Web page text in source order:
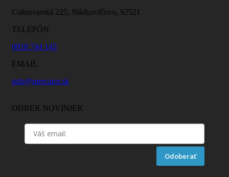
Cukrovarská 225, Sládkovičovo, 92521
TELEFÓN
0918 744 145
EMAIL
info@mercator.sk
ODBER NOVINIEK
Odoberať